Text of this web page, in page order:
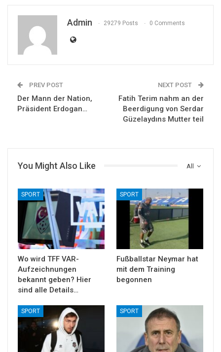
Admin 29279 Posts 0 Comments
PREV POST
Der Mann der Nation,
Präsident Erdogan…
NEXT POST
Fatih Terim nahm an der
Beerdigung von Serdar
Güzelaydıns Mutter teil
All
You Might Also Like
SPORT
Wo wird TFF VAR-
Aufzeichnungen
bekannt geben? Hier
sind alle Details…
SPORT
Fußballstar Neymar hat
mit dem Training
begonnen
SPORT SPORT